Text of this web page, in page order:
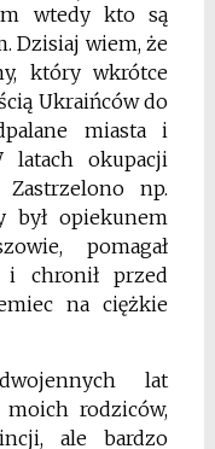
wte­dy kto są
Dzisiaj wiem, że
który wkrótce
Ukraińców do
miasta i
latach okupacji
np.
był opiekunem
pomagał
i chronił przed
na ciężkie
lat
rodziców,
ale bardzo